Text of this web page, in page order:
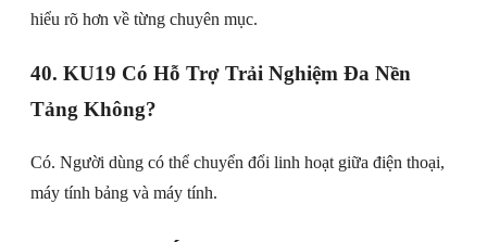
hiểu rõ hơn về từng chuyên mục.
40. KU19 Có Hỗ Trợ Trải Nghiệm Đa Nền
Tảng Không?
Có. Người dùng có thể chuyển đổi linh hoạt giữa điện thoại,
máy tính bảng và máy tính.